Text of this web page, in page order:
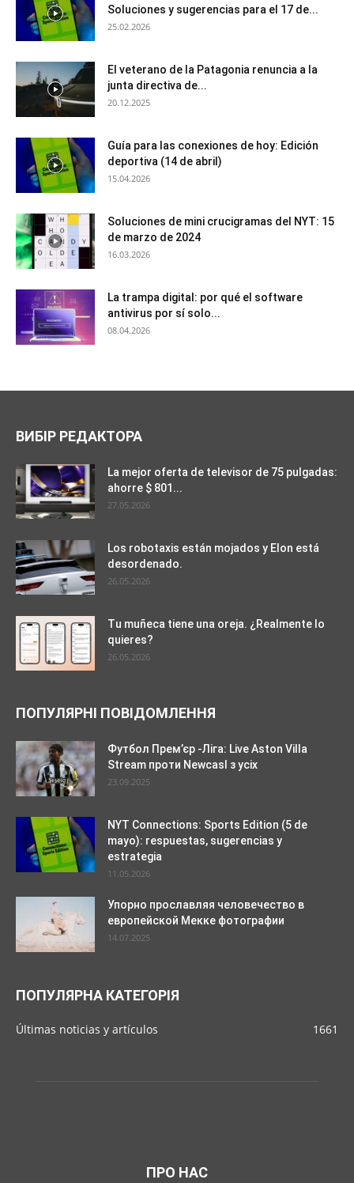
Soluciones y sugerencias para el 17 de...
25.02.2026
El veterano de la Patagonia renuncia a la
junta directiva de...
20.12.2025
Guía para las conexiones de hoy: Edición
deportiva (14 de abril)
15.04.2026
Soluciones de mini crucigramas del NYT: 15
de marzo de 2024
16.03.2026
La trampa digital: por qué el software
antivirus por sí solo...
08.04.2026
ВИБІР РЕДАКТОРА
La mejor oferta de televisor de 75 pulgadas:
ahorre $ 801...
27.05.2026
Los robotaxis están mojados y Elon está
desordenado.
26.05.2026
Tu muñeca tiene una oreja. ¿Realmente lo
quieres?
26.05.2026
ПОПУЛЯРНІ ПОВІДОМЛЕННЯ
Футбол Прем’єр -Ліга: Live Aston Villa
Stream проти Newcasl з усіх
23.09.2025
NYT Connections: Sports Edition (5 de
mayo): respuestas, sugerencias y
estrategia
11.05.2026
Упорно прославляя человечество в
европейской Мекке фотографии
14.07.2025
ПОПУЛЯРНА КАТЕГОРІЯ
Últimas noticias y artículos 1661
ПРО НАС